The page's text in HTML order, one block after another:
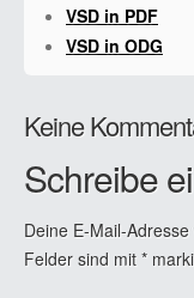
VSD in PDF
VSD in ODG
Keine
Schreibe
Deine E-Mail-
Felder sind mit *